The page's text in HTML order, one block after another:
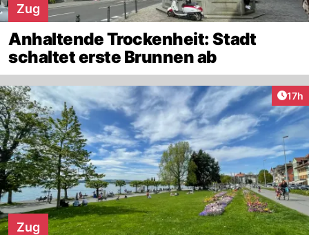
Zug
Anhaltende Trockenheit: Stadt
schaltet erste Brunnen ab
17h
Zug